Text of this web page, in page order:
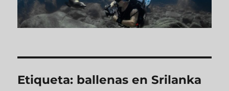
Etiqueta: ballenas en Srilanka